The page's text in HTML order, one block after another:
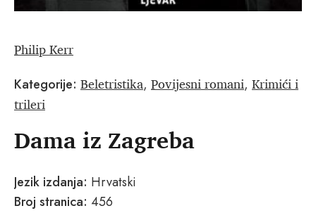
Philip Kerr
Kategorije: Beletristika, Povijesni romani, Krimići i
trileri
Dama iz Zagreba
Jezik izdanja: Hrvatski
Broj stranica: 456